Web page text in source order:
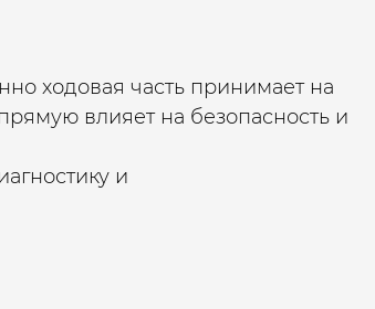
ходовая часть принимает на
влияет на безопасность и
и